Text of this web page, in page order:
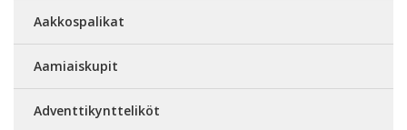
Aakkospalikat
Aamiaiskupit
Adventtikyntteliköt